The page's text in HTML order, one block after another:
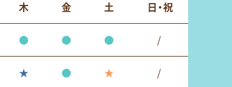
木 金 土 日・祝
● ● ● /
★ ● ★ /